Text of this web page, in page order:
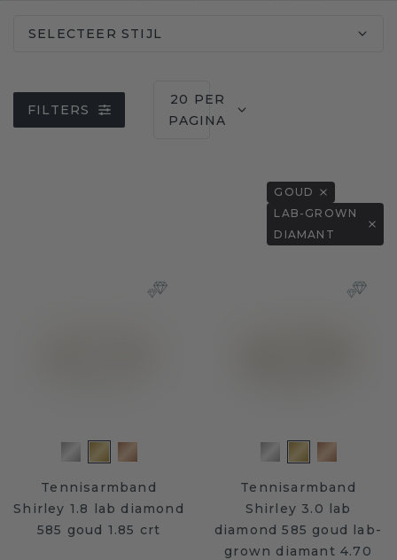
SELECTEER STIJL
FILTERS
20 PER
PAGINA
GOUD
LAB-GROWN
DIAMANT
Tennisarmband
Shirley 1.8 lab diamond
585 goud 1.85 crt
Tennisarmband
Shirley 3.0 lab
diamond 585 goud lab-
grown diamant 4.70